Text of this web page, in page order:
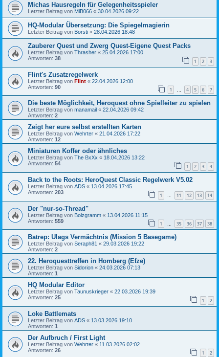
Michas Hausregeln für Gelegenheitsspieler
Letzter Beitrag von MiB066 « 30.04.2026 09:22
HQ-Modular Übersetzung: Die Spiegelmagierin
Letzter Beitrag von Borsti « 28.04.2026 18:48
Zauberer Quest und Zwerg Quest-Eigene Quest Packs
Letzter Beitrag von Thrasher « 25.04.2026 17:00
Antworten: 38 1 2 3
Flint's Zusatzregelwerk
Letzter Beitrag von Flint « 22.04.2026 12:00
Antworten: 90 1 4 5 6 7
Die beste Möglichkeit, Heroquest ohne Spielleiter zu spielen
Letzter Beitrag von manamail « 22.04.2026 09:42
Antworten: 2
Zeigt her eure selbst erstellten Karten
Letzter Beitrag von Wehrter « 21.04.2026 17:22
Antworten: 12
Miniaturen Koffer oder ähnliches
Letzter Beitrag von The BxXx « 18.04.2026 13:22
Antworten: 54 1 2 3 4
Back to the Roots: HeroQuest Classic Regelwerk V5.02
Letzter Beitrag von ADS « 13.04.2026 17:45
Antworten: 203 1 … 11 12 13 14
Der "nur-so-Thread"
Letzter Beitrag von Bolzgramm « 13.04.2026 11:15
Antworten: 559 1 35 36 37 38
Batrep: Ulags Vermächtnis (Mission 5 Basegame)
Letzter Beitrag von Seraph81 « 29.03.2026 19:22
Antworten: 2
22. Heroquesttreffen in Homberg (Efze)
Letzter Beitrag von Sidorion « 24.03.2026 07:13
Antworten: 1
HQ Modular Editor
Letzter Beitrag von Taunuskrieger « 22.03.2026 19:39
Antworten: 25 1 2
Loke Battlemats
Letzter Beitrag von ADS « 13.03.2026 19:10
Antworten: 1
Der Aufbruch / First Light
Letzter Beitrag von Wehrter « 11.03.2026 02:02
Antworten: 26 1 2